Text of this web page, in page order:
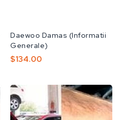
공
급
업
Daewoo Damas (Informatii
Generale)
정
$134.00
Daewoo
Gentra
2002-